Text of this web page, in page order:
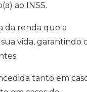
ao INSS.
da renda que a
vida, garantindo
tanto em